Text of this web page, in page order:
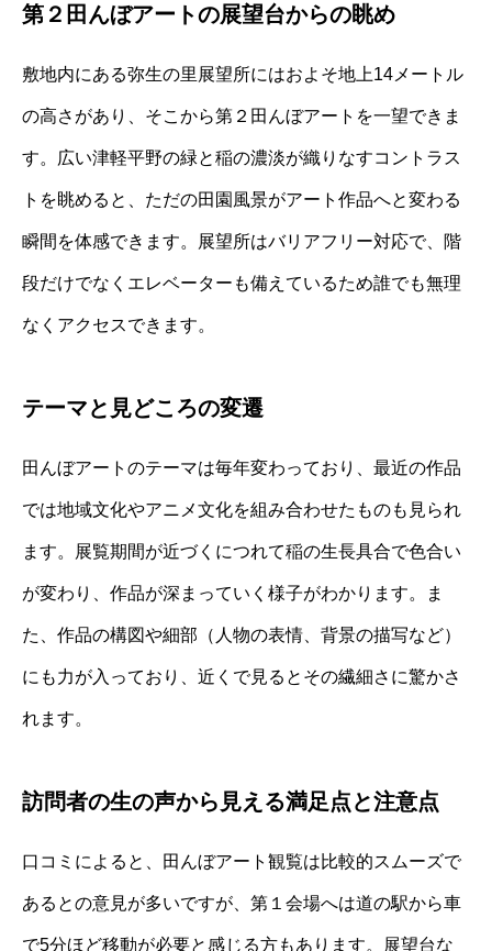
第２田んぼアートの展望台からの眺め
敷地内にある弥生の里展望所にはおよそ地上14メートル
の高さがあり、そこから第２田んぼアートを一望できま
す。広い津軽平野の緑と稲の濃淡が織りなすコントラス
トを眺めると、ただの田園風景がアート作品へと変わる
瞬間を体感できます。展望所はバリアフリー対応で、階
段だけでなくエレベーターも備えているため誰でも無理
なくアクセスできます。
テーマと見どころの変遷
田んぼアートのテーマは毎年変わっており、最近の作品
では地域文化やアニメ文化を組み合わせたものも見られ
ます。展覧期間が近づくにつれて稲の生長具合で色合い
が変わり、作品が深まっていく様子がわかります。ま
た、作品の構図や細部（人物の表情、背景の描写など）
にも力が入っており、近くで見るとその繊細さに驚かさ
れます。
訪問者の生の声から見える満足点と注意点
口コミによると、田んぼアート観覧は比較的スムーズで
あるとの意見が多いですが、第１会場へは道の駅から車
で5分ほど移動が必要と感じる方もあります。展望台な